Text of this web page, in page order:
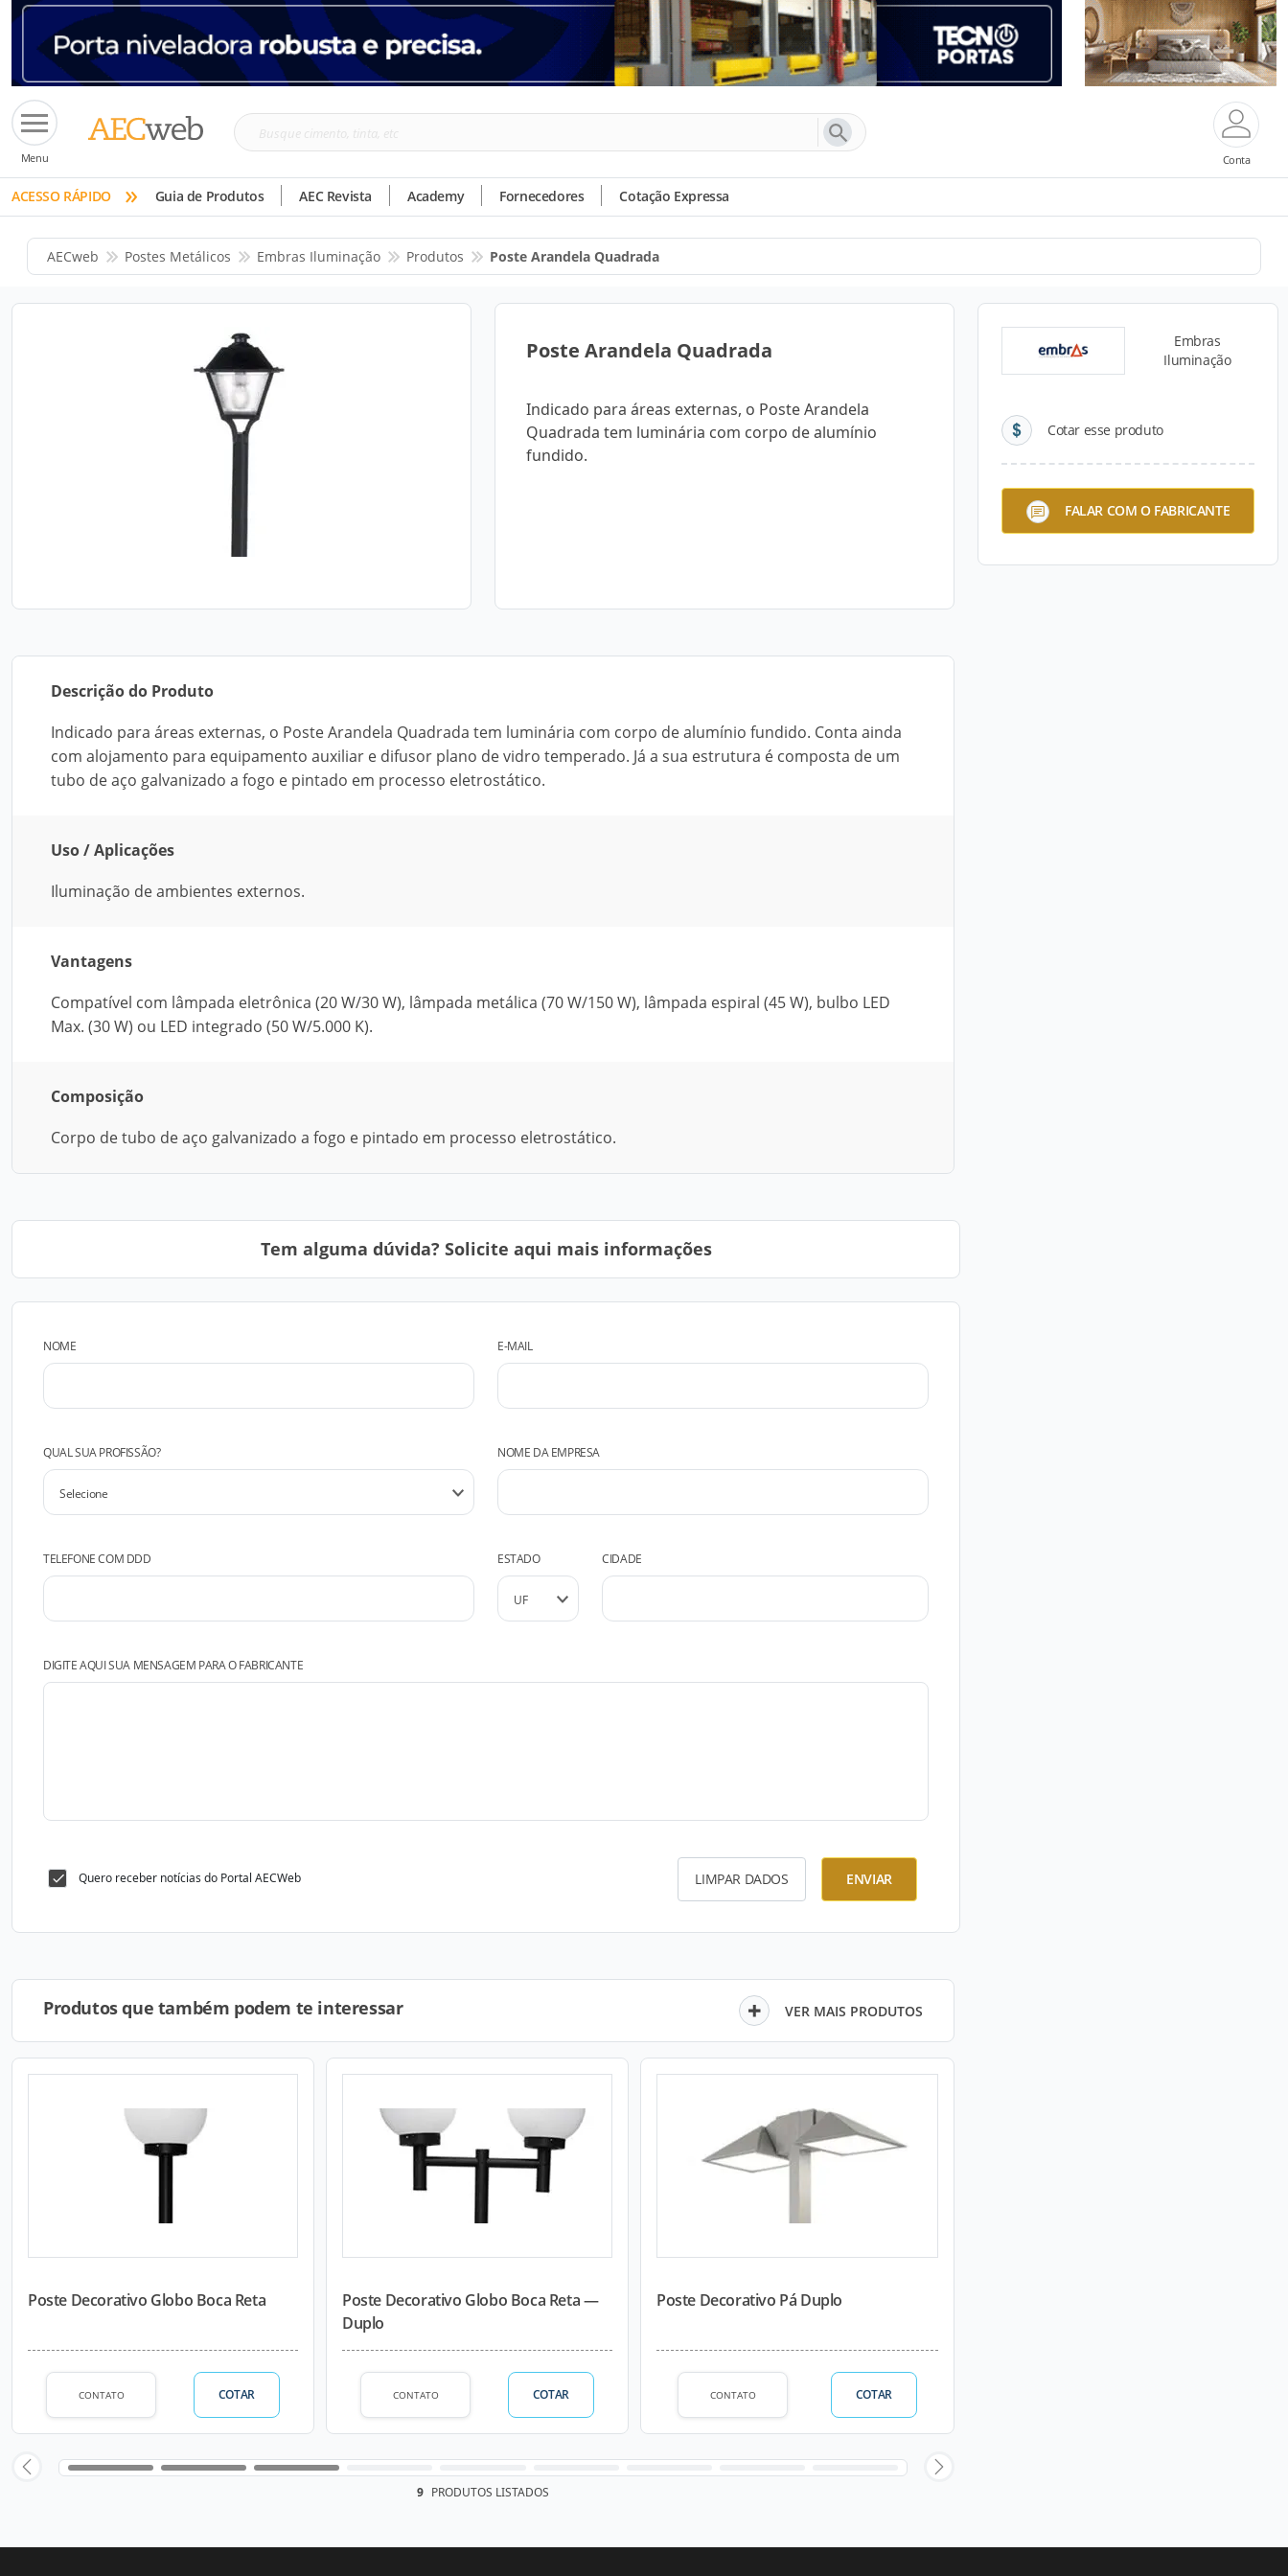
Menu
Busque
tinta,
etc
Conta
ACESSO RÁPIDO » Guia de Produtos AEC Revista Academy Fornecedores Cotação Expressa
AECweb Postes Metálicos Embras Iluminação Produtos Poste Arandela Quadrada
Poste Arandela Quadrada
Indicado para áreas externas, o Poste Arandela
Quadrada tem luminária com corpo de alumínio
fundido.
Embras
Iluminação
Cotar esse produto
FALAR COM O FABRICANTE
Descrição do Produto
Indicado para áreas externas, o Poste Arandela Quadrada tem luminária com corpo de alumínio fundido. Conta ainda
com alojamento para equipamento auxiliar e difusor plano de vidro temperado. Já a sua estrutura é composta de um
tubo de aço galvanizado a fogo e pintado em processo eletrostático.
Uso / Aplicações
Iluminação de ambientes externos.
Vantagens
Compatível com lâmpada eletrônica (20 W/30 W), lâmpada metálica (70 W/150 W), lâmpada espiral (45 W), bulbo LED
Max. (30 W) ou LED integrado (50 W/5.000 K).
Composição
Corpo de tubo de aço galvanizado a fogo e pintado em processo eletrostático.
Tem alguma dúvida? Solicite aqui mais informações
NOME E-MAIL
QUAL SUA PROFISSÃO? NOME DA EMPRESA
TELEFONE COM DDD ESTADO CIDADE
DIGITE AQUI SUA MENSAGEM PARA O FABRICANTE
Quero receber notícias do Portal AECWeb LIMPAR DADOS ENVIAR
Produtos que também podem te interessar VER MAIS PRODUTOS
Poste Decorativo Globo Boca Reta
CONTATO COTAR
Poste Decorativo Globo Boca Reta —
Duplo
CONTATO COTAR
Poste Decorativo Pá Duplo
CONTATO COTAR
9 PRODUTOS LISTADOS